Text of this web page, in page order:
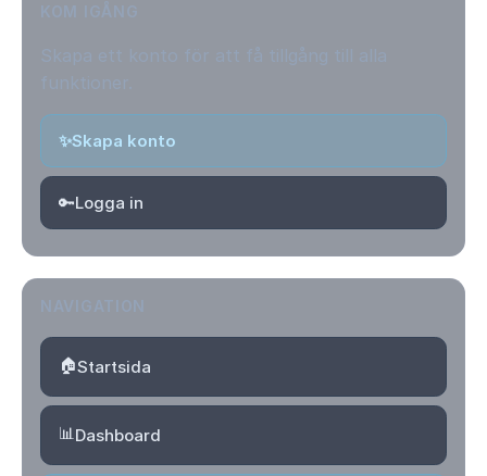
✨Skapa konto
🔑Logga in
🏠Startsida
📊Dashboard